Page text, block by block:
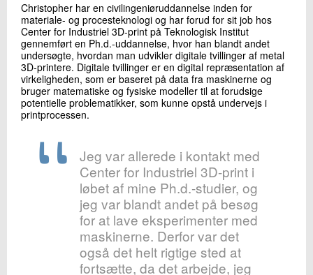
Send
Christopher har en civilingeniøruddannelse inden for
materiale- og procesteknologi og har forud for sit job hos
Center for Industriel 3D-print på Teknologisk Institut
gennemført en Ph.d.-uddannelse, hvor han blandt andet
undersøgte, hvordan man udvikler digitale tvillinger af metal
3D-printere. Digitale tvillinger er en digital repræsentation af
virkeligheden, som er baseret på data fra maskinerne og
bruger matematiske og fysiske modeller til at forudsige
potentielle problematikker, som kunne opstå undervejs i
printprocessen.
Jeg var allerede i kontakt med
Center for Industriel 3D-print i
løbet af mine Ph.d.-studier, og
jeg var blandt andet på besøg
for at lave eksperimenter med
maskinerne. Derfor var det
også det helt rigtige sted at
fortsætte, da det arbejde, jeg